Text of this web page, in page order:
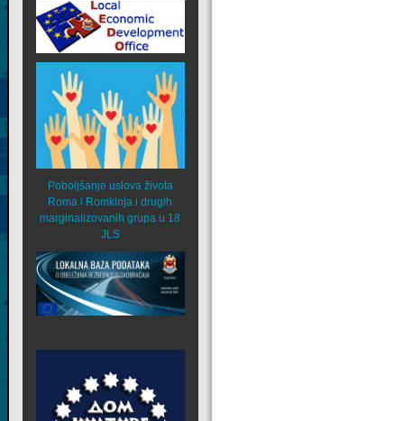
Poboljšanje uslova života
Roma i Romkinja i drugih
marginalizovanih grupa u 18
JLS